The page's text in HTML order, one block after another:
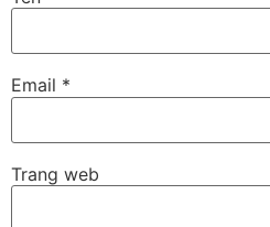
Email *
Trang web